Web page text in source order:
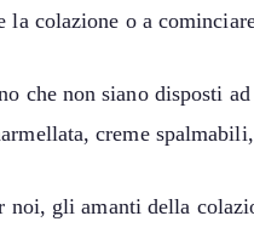
la colazione o a
che non siano disposti
creme
noi, gli amanti della